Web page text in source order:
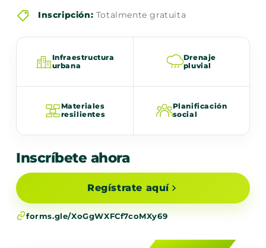
Inscripción: Totalmente gratuita
Infraestructura
urbana
Drenaje
pluvial
Materiales
resilientes
Planificación
social
Inscríbete ahora
Regístrate aquí
forms.gle/XoGgWXFCf7coMXy69